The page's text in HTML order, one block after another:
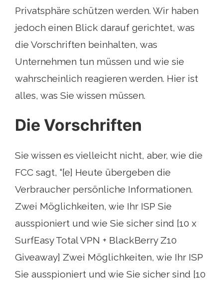
Privatsphäre schützen werden. Wir haben
jedoch einen Blick darauf gerichtet, was
die Vorschriften beinhalten, was
Unternehmen tun müssen und wie sie
wahrscheinlich reagieren werden. Hier ist
alles, was Sie wissen müssen.
Die Vorschriften
Sie wissen es vielleicht nicht, aber, wie die
FCC sagt, “[e] Heute übergeben die
Verbraucher persönliche Informationen.
Zwei Möglichkeiten, wie Ihr ISP Sie
ausspioniert und wie Sie sicher sind [10 x
SurfEasy Total VPN + BlackBerry Z10
Giveaway] Zwei Möglichkeiten, wie Ihr ISP
Sie ausspioniert und wie Sie sicher sind [10